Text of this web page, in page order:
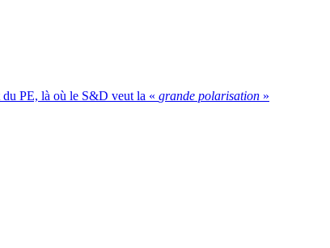
PE, là où le S&D veut la « grande polarisation »